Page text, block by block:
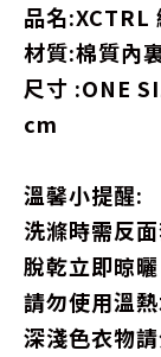
品名:XCTRL
材質:棉質內
尺寸 :ONE
cm
溫馨小提醒:
洗滌時需反
脫乾立即晾曬
請勿使用溫
深淺色衣物